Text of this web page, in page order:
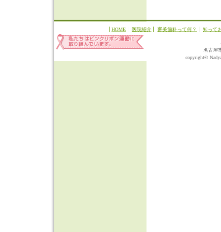
HOME 医院紹介 審美歯科って何？ 知って
名古屋
copyright©